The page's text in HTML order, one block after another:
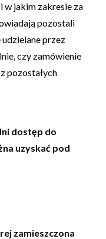
w jakim zakresie za
pozostali
przez
czy zamówienie
pozostałych
dostęp do
uzyskać pod
zamieszczona